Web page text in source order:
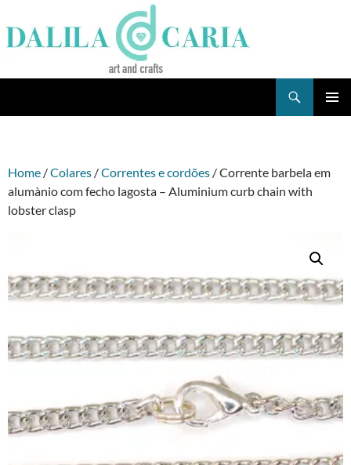
to
content
Home /Colares /Correntes e cordões / Corrente barbela em
alumà­nio com fecho lagosta – Aluminium curb chain with
lobster clasp